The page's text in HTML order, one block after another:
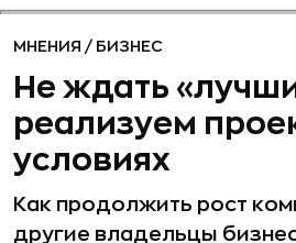
МНЕНИЯ / БИЗНЕС
Не ждать
реализуем
условиях
Как продолжить рост
другие владельцы